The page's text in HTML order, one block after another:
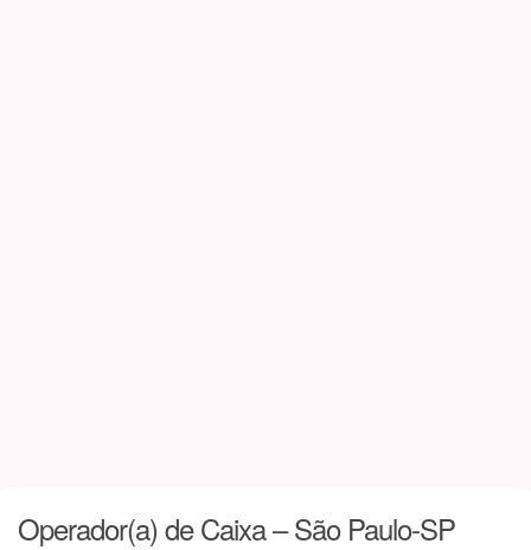
Operador(a) de Caixa – São Paulo-SP